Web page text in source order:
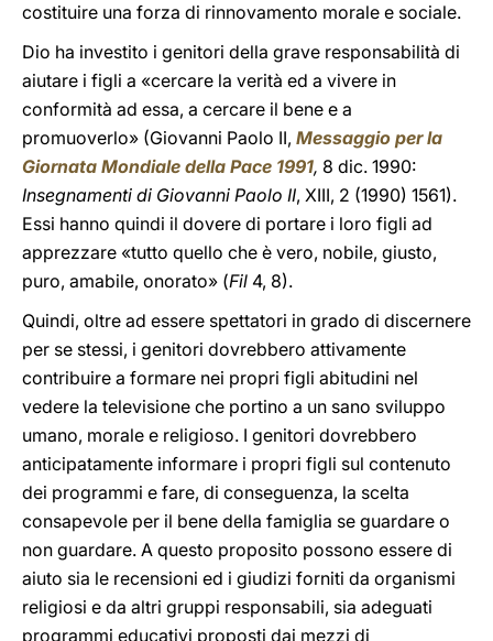
costituire una forza di rinnovamento morale e sociale.
Dio ha investito i genitori della grave responsabilità di
aiutare i figli a «cercare la verità ed a vivere in
conformità ad essa, a cercare il bene e a
promuoverlo» (Giovanni Paolo II, Messaggio per la
Giornata Mondiale della Pace 1991, 8 dic. 1990:
Insegnamenti di Giovanni Paolo II, XIII, 2 (1990) 1561).
Essi hanno quindi il dovere di portare i loro figli ad
apprezzare «tutto quello che è vero, nobile, giusto,
puro, amabile, onorato» (Fil 4, 8).
Quindi, oltre ad essere spettatori in grado di discernere
per se stessi, i genitori dovrebbero attivamente
contribuire a formare nei propri figli abitudini nel
vedere la televisione che portino a un sano sviluppo
umano, morale e religioso. I genitori dovrebbero
anticipatamente informare i propri figli sul contenuto
dei programmi e fare, di conseguenza, la scelta
consapevole per il bene della famiglia se guardare o
non guardare. A questo proposito possono essere di
aiuto sia le recensioni ed i giudizi forniti da organismi
religiosi e da altri gruppi responsabili, sia adeguati
programmi educativi proposti dai mezzi di